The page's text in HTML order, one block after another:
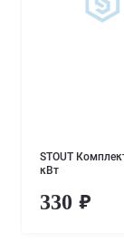
STOUT
кВт
330